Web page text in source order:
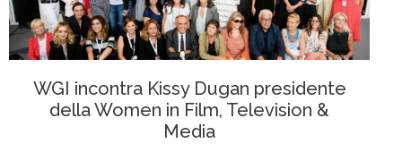
WGI incontra Kissy Dugan presidente
della Women in Film, Television &
Media